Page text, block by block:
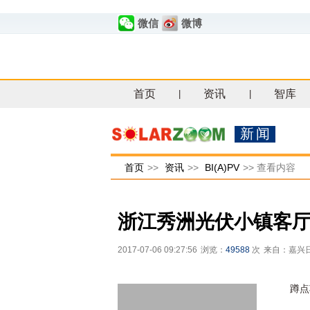
微信 微博
首页 资讯 智库
新闻
首页 >> 资讯 >> BI(A)PV >> 查看内容
浙江秀洲光伏小镇客
2017-07-06 09:27:56 浏览： 49588 次 来自：嘉兴
蹲